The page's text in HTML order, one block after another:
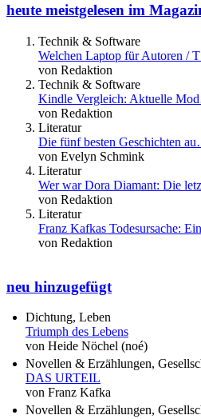
heute meistgelesen im
Technik & Software
Welchen Laptop für Autoren /
von Redaktion
Technik & Software
Kindle Vergleich: Aktuelle
von Redaktion
Literatur
Die fünf besten Geschichten
von Evelyn Schmink
Literatur
Wer war Dora Diamant: Die
von Redaktion
Literatur
Franz Kafkas Todesursache:
von Redaktion
neu hinzugefügt
Dichtung, Leben
Triumph des Lebens
von Heide Nöchel (noé)
Novellen & Erzählungen,
DAS URTEIL
von Franz Kafka
Novellen & Erzählungen,